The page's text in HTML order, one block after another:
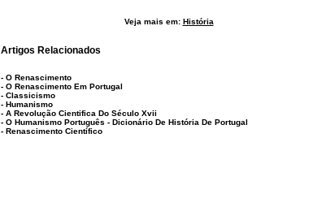
Veja mais em: História
Artigos Relacionados
- O Renascimento
- O Renascimento Em Portugal
- Classicismo
- Humanismo
- A Revolução Cientifica Do Século Xvii
- O Humanismo Português - Dicionário De História De Portugal
- Renascimento Científico